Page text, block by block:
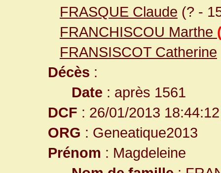
FRASQUE Claude (? -
FRANCHISCOU Marthe
FRANSISCOT Catherine
Décès :
Date : après 1561
DCF : 26/01/2013 18:44:12
ORG : Geneatique2013
Prénom : Magdeleine